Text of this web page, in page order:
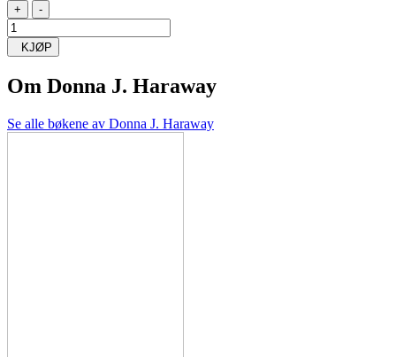
+ -
KJØP
Om Donna J. Haraway
Se alle bøkene av Donna J. Haraway